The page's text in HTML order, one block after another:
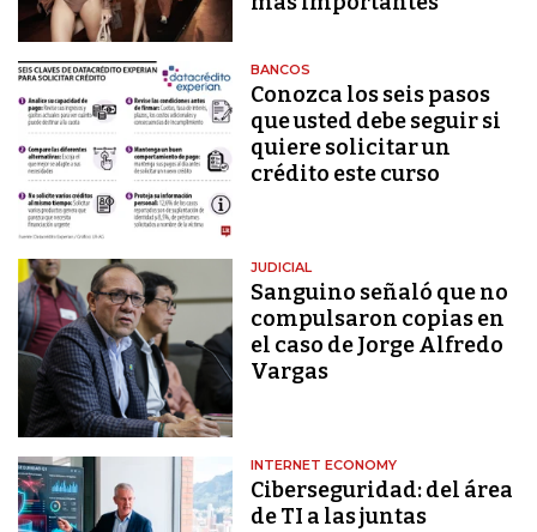
BANCOS
Conozca los seis pasos
que usted debe seguir si
quiere solicitar un
crédito este curso
JUDICIAL
Sanguino señaló que no
compulsaron copias en
el caso de Jorge Alfredo
Vargas
INTERNET ECONOMY
Ciberseguridad: del área
de TI a las juntas